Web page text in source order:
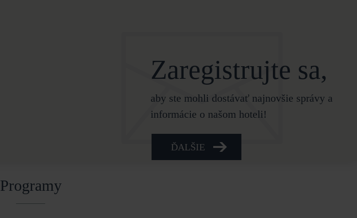
Zaregistrujte sa,
aby ste mohli dostávať najnovšie správy a
informácie o našom hoteli!
ĎALŠIE
Programy